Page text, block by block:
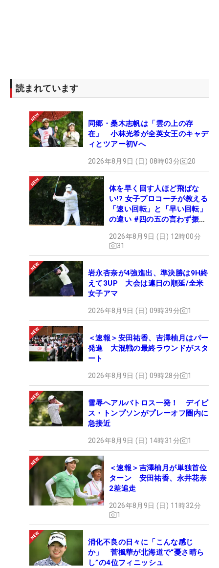
読まれています
同郷・桑木志帆は「雲の上の存
在」 小林光希が全英女王のキャデ
ィとツアー初Vへ
2026年8月9日 (日) 08時03分 20
体を早く回す人ほど飛ばな
い!? 女子プロコーチが教える
「速い回転」と「早い回転」
の違い #四の五の言わず振り
2026年8月9日 (日) 12時00分
31
岩永杏奈が4強進出、準決勝は9H終
えて3UP 大会は連日の順延/全米
女子アマ
2026年8月9日 (日) 09時39分 1
＜速報＞安田祐香、吉澤柚月はパー
発進 大混戦の最終ラウンドがスタ
ート
2026年8月9日 (日) 09時28分 1
雪辱へアルバトロス一発！ デイビ
ス・トンプソンがプレーオフ圏内に
急接近
2026年8月9日 (日) 14時31分 1
＜速報＞吉澤柚月が単独首位
ターン 安田祐香、永井花奈
2差追走
2026年8月9日 (日) 11時32分
1
消化不良の日々に「こんな感じ
か」 菅楓華が北海道で“憂さ晴ら
し”の4位フィニッシュ